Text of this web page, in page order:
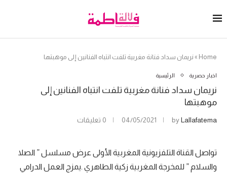
Home
»نريمان سداد فنانة مغربية تلفت انتباه الفنانين إلى موهبتها
اخبار حصرية الرئيسية
نريمان سداد فنانة مغربية تلفت انتباه الفنانين إلى
موهبتها
byLallafatema
04/05/2021 0 تعليقات
تواصل القناة التلفزيونية المغربية الأولى عرض مسلسل ” الصلا
والسلام ” للمخرجة المغربية زكية الطاهري .يمزج العمل الدرامي